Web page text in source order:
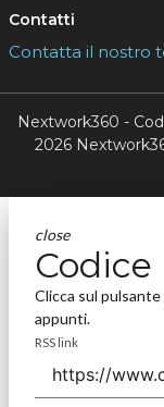
Contatti
Contatta il nostro
Nextwork360 -
2026
close
Codice
Clicca sul pulsante
appunti.
RSS link